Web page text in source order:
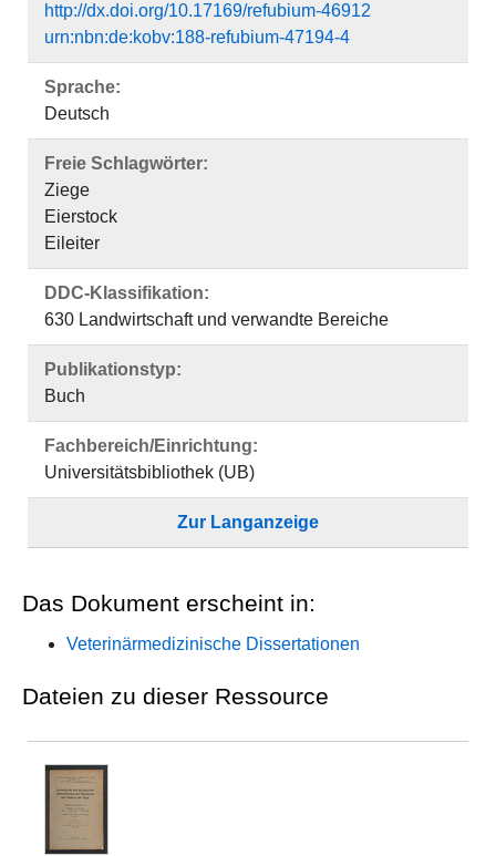
http://dx.doi.org/10.17169/refubium-46912
urn:nbn:de:kobv:188-refubium-47194-4
Sprache:
Deutsch
Freie Schlagwörter:
Ziege
Eierstock
Eileiter
DDC-Klassifikation:
630 Landwirtschaft und verwandte Bereiche
Publikationstyp:
Buch
Fachbereich/Einrichtung:
Universitätsbibliothek (UB)
Zur Langanzeige
Das Dokument erscheint in:
Veterinärmedizinische Dissertationen
Dateien zu dieser Ressource